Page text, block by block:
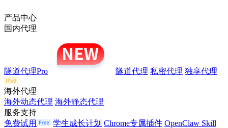
产品中心
国内代理
隧道代理Pro 隧道代理 私密代理 独享代理
海外代理
海外动态代理 海外静态代理
服务支持
免费试用
学生成长计划 Chrome专属插件 OpenClaw Skill